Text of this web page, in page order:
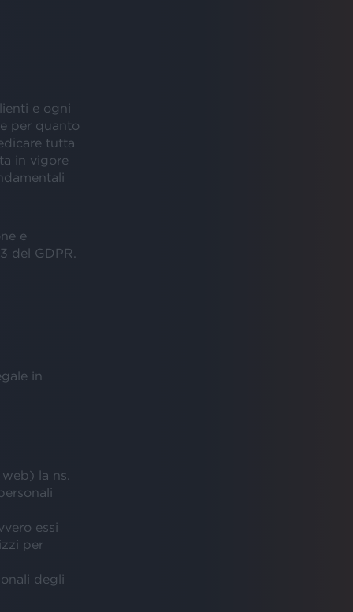
e ogni
per quanto
tutta
in vigore
e
del GDPR.
in
la ns.
essi
per
degli